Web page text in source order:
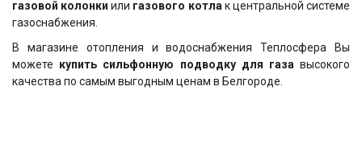
газовой колонки или газового котла к центральной системе
газоснабжения.
В магазине отопления и водоснабжения Теплосфера Вы
можете купить сильфонную подводку для газа высокого
качества по самым выгодным ценам в Белгороде.